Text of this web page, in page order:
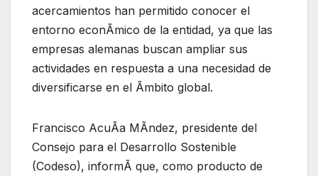
acercamientos han permitido conocer el
entorno econÃmico de la entidad, ya que las
empresas alemanas buscan ampliar sus
actividades en respuesta a una necesidad de
diversificarse en el Ãmbito global.
Francisco AcuÃa MÃndez, presidente del
Consejo para el Desarrollo Sostenible
(Codeso), informÃ que, como producto de